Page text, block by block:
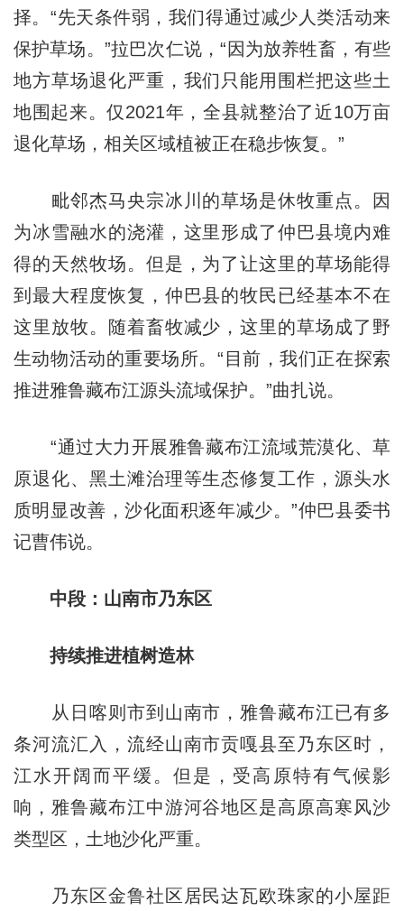
择。“先天条件弱，我们得通过减少人类活动来
保护草场。”拉巴次仁说，“因为放养牲畜，有些
地方草场退化严重，我们只能用围栏把这些土
地围起来。仅2021年，全县就整治了近10万亩
退化草场，相关区域植被正在稳步恢复。”
毗邻杰马央宗冰川的草场是休牧重点。因
为冰雪融水的浇灌，这里形成了仲巴县境内难
得的天然牧场。但是，为了让这里的草场能得
到最大程度恢复，仲巴县的牧民已经基本不在
这里放牧。随着畜牧减少，这里的草场成了野
生动物活动的重要场所。“目前，我们正在探索
推进雅鲁藏布江源头流域保护。”曲扎说。
“通过大力开展雅鲁藏布江流域荒漠化、草
原退化、黑土滩治理等生态修复工作，源头水
质明显改善，沙化面积逐年减少。”仲巴县委书
记曹伟说。
中段：山南市乃东区
持续推进植树造林
从日喀则市到山南市，雅鲁藏布江已有多
条河流汇入，流经山南市贡嘎县至乃东区时，
江水开阔而平缓。但是，受高原特有气候影
响，雅鲁藏布江中游河谷地区是高原高寒风沙
类型区，土地沙化严重。
乃东区金鲁社区居民达瓦欧珠家的小屋距